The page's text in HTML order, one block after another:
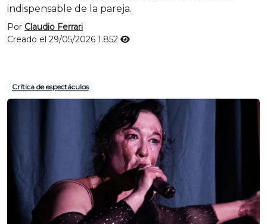
indispensable de la pareja.
Por Claudio Ferrari
Creado el 29/05/2026 1.852
Crítica de espectáculos